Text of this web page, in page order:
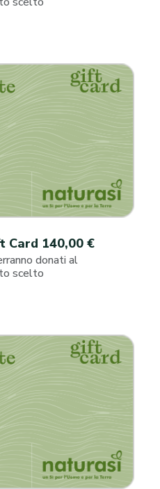
Card 140,00 €
donati al
scelto